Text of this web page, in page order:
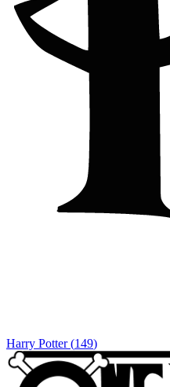
Harry Potter (149)